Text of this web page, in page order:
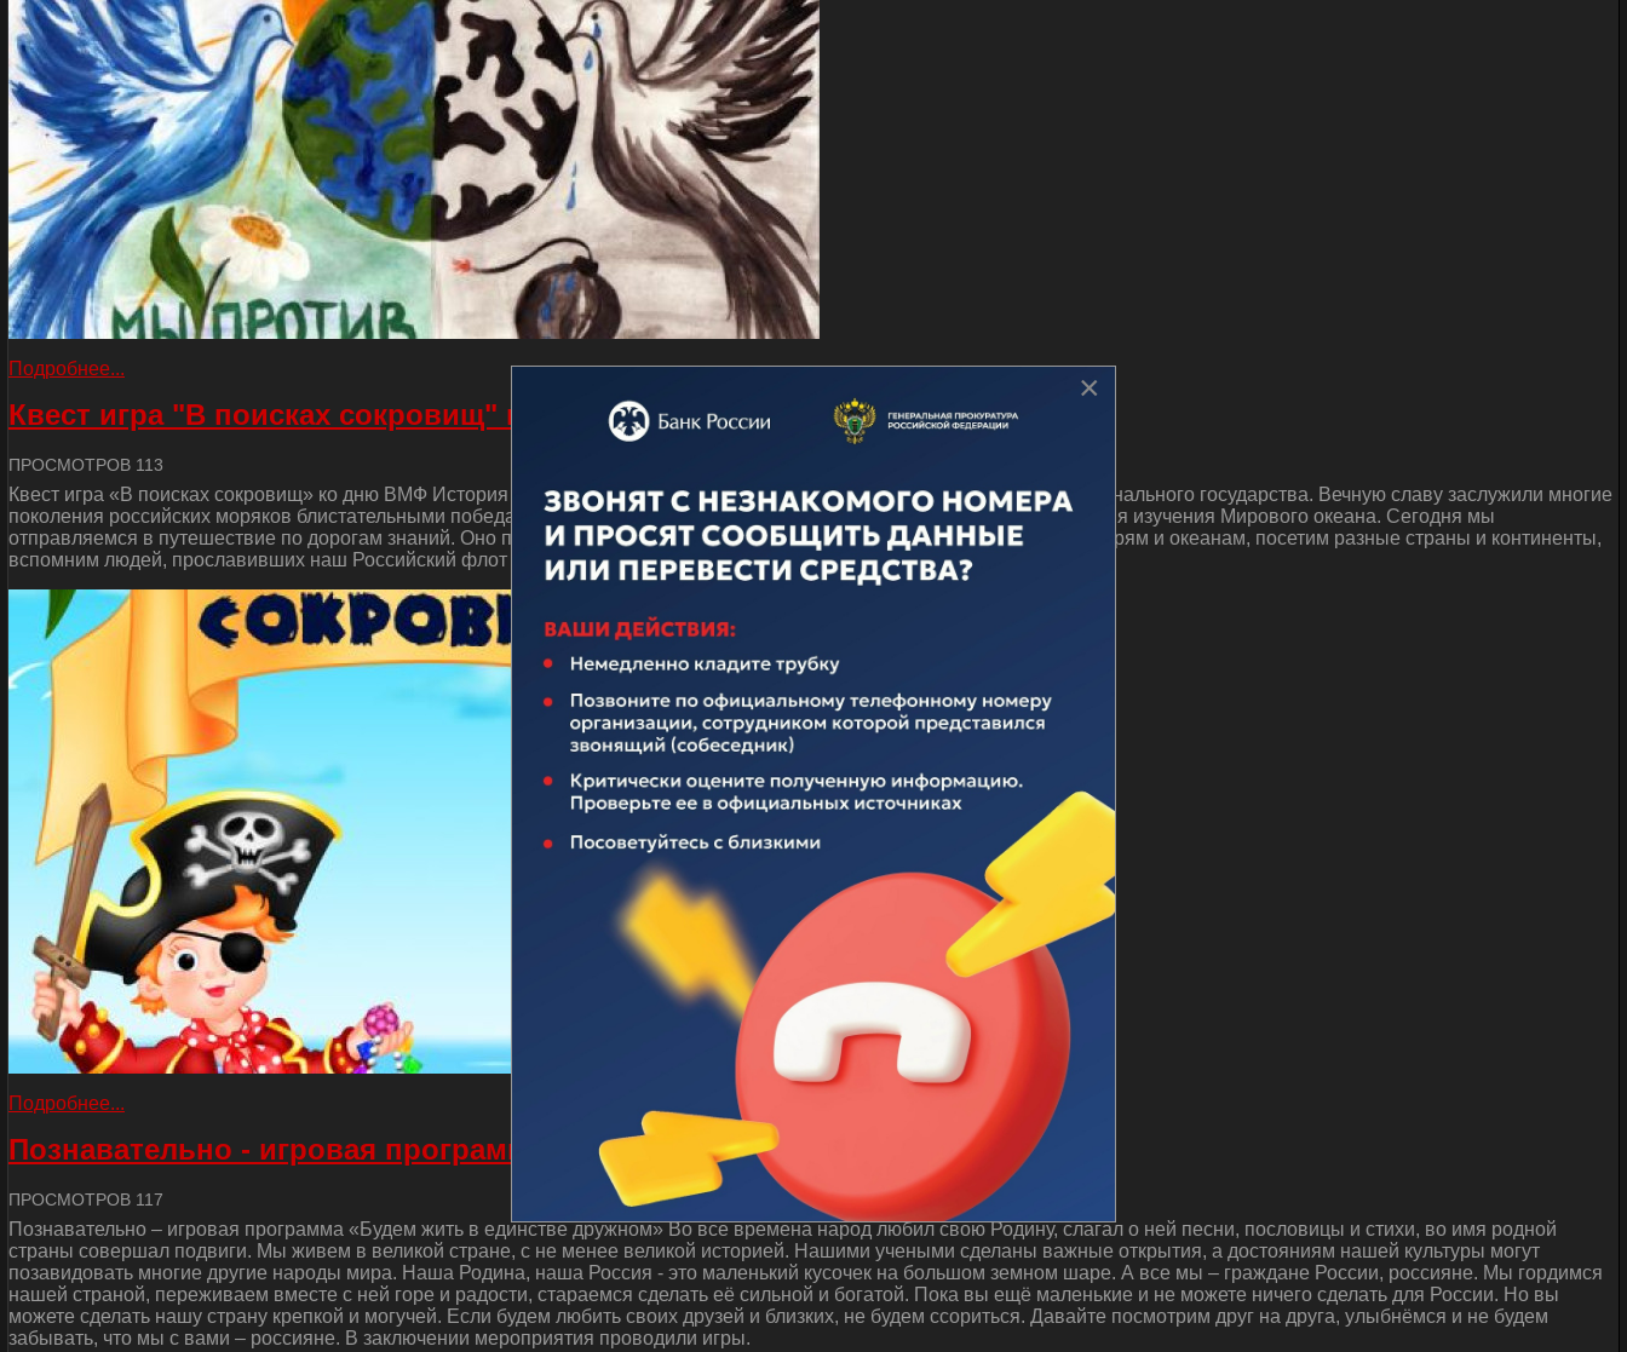
Подробнее...
Квест игра "В поисках сокровищ" ко дню ВМФ
ПРОСМОТРОВ 113
Квест игра «В поисках сокровищ» ко дню ВМФ История отечественного флота неотделима от истории нашего многонационального государства. Вечную славу заслужили многие
поколения российских моряков блистательными победами над иноземными захватчиками, героическими подвигами во имя изучения Мирового океана. Сегодня мы
отправляемся в путешествие по дорогам знаний. Оно посвящается истории Российского Флота. Поэтому поплывем по морям и океанам, посетим разные страны и континенты,
вспомним людей, прославивших наш Российский флот и сделавших очень много для его становления и развития.
Подробнее...
Познавательно - игровая программа "Будем жить в единстве дружном"
ПРОСМОТРОВ 117
Познавательно – игровая программа «Будем жить в единстве дружном» Во все времена народ любил свою Родину, слагал о ней песни, пословицы и стихи, во имя родной
страны совершал подвиги. Мы живем в великой стране, с не менее великой историей. Нашими учеными сделаны важные открытия, а достояниям нашей культуры могут
позавидовать многие другие народы мира. Наша Родина, наша Россия - это маленький кусочек на большом земном шаре. А все мы – граждане России, россияне. Мы гордимся
нашей страной, переживаем вместе с ней горе и радости, стараемся сделать её сильной и богатой. Пока вы ещё маленькие и не можете ничего сделать для России. Но вы
можете сделать нашу страну крепкой и могучей. Если будем любить своих друзей и близких, не будем ссориться. Давайте посмотрим друг на друга, улыбнёмся и не будем
забывать, что мы с вами – россияне. В заключении мероприятия проводили игры.
×